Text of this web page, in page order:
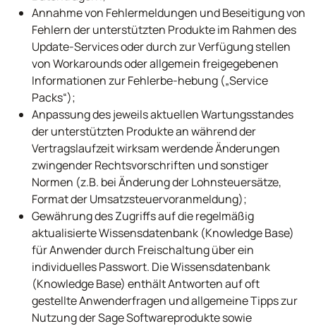
Annahme von Fehlermeldungen und Beseitigung von
Fehlern der unterstützten Produkte im Rahmen des
Update-Services oder durch zur Verfügung stellen
von Workarounds oder allgemein freigegebenen
Informationen zur Fehlerbe-hebung („Service
Packs“);
Anpassung des jeweils aktuellen Wartungsstandes
der unterstützten Produkte an während der
Vertragslaufzeit wirksam werdende Änderungen
zwingender Rechtsvorschriften und sonstiger
Normen (z.B. bei Änderung der Lohnsteuersätze,
Format der Umsatzsteuervoranmeldung);
Gewährung des Zugriffs auf die regelmäßig
aktualisierte Wissensdatenbank (Knowledge Base)
für Anwender durch Freischaltung über ein
individuelles Passwort. Die Wissensdatenbank
(Knowledge Base) enthält Antworten auf oft
gestellte Anwenderfragen und allgemeine Tipps zur
Nutzung der Sage Softwareprodukte sowie